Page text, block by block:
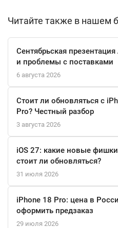
Читайте также в нашем
Сентябрьская
и проблемы с поставками
6 августа 2026
Стоит ли обновляться с
Pro? Честный разбор
3 августа 2026
iOS 27: какие новые
стоит ли обновляться?
31 июля 2026
iPhone 18 Pro: цена в
оформить предзаказ
29 июля 2026